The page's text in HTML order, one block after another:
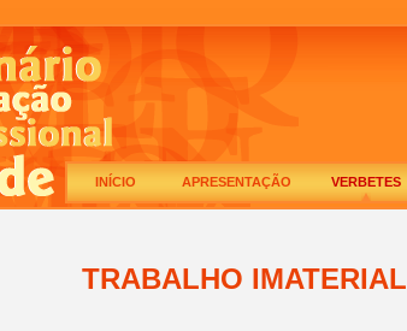
INÍCIO APRESENTAÇÃO VERBETES
TRABALHO IMATERIAL